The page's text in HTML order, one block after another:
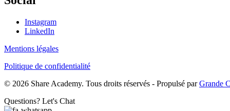
Instagram
LinkedIn
Mentions légales
Politique de confidentialité
© 2026 Share Academy. Tous droits réservés - Propulsé parGrande
Questions? Let's Chat